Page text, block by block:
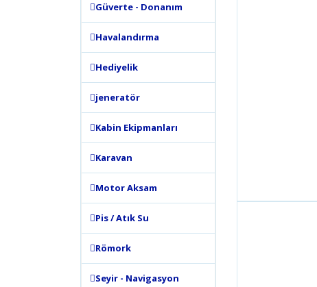
Güverte - Donanım
Havalandırma
Hediyelik
jeneratör
Kabin Ekipmanları
Karavan
Motor Aksam
Pis / Atık Su
Römork
Seyir - Navigasyon